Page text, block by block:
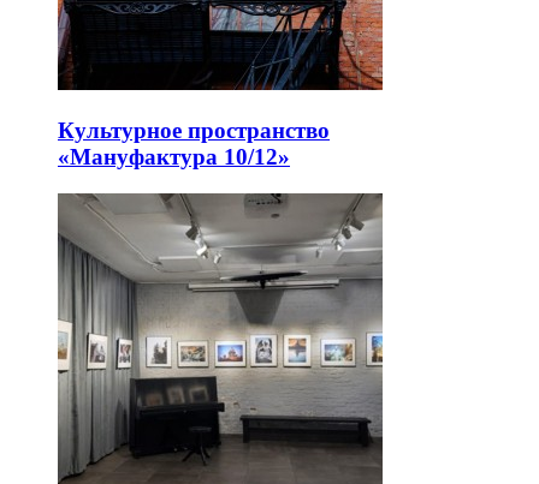
Культурное пространство
«Мануфактура 10/12»